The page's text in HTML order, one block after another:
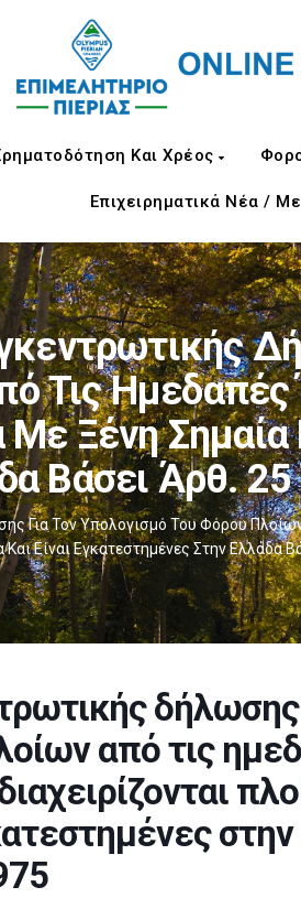
Και Χρέος
Επιχειρηματικά Νέα /
Τις Ημεδαπές
Με Ξένη
Βάσει Άρθ.
Για Τον Υπολογισμό Του Φόρου
Και Είναι Εγκατεστημένες Στην Ελλάδα
δήλωσης
από τις